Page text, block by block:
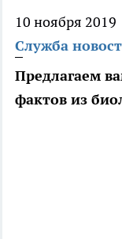
10 ноября 2019
Служба
Предлагаем
фактов из